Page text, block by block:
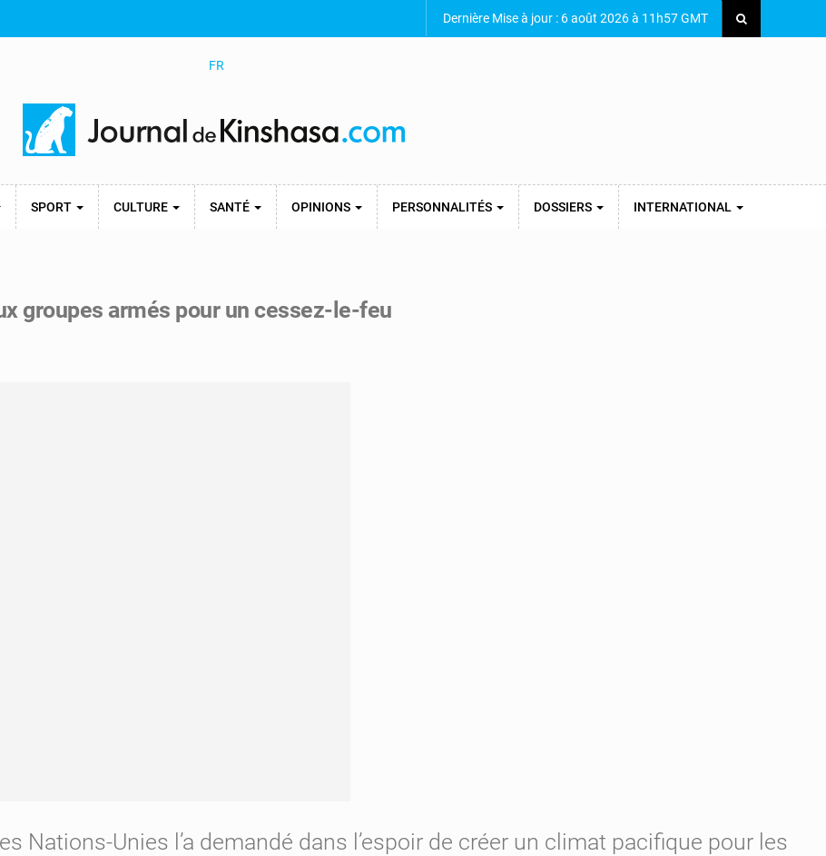
Dernière Mise à jour : 6 août 2026 à 11h57 GMT
FR
SPORT CULTURE SANTÉ OPINIONS PERSONNALITÉS DOSSIERS INTERNATIONAL
groupes armés pour un cessez-le-feu
Nations-Unies l’a demandé dans l’espoir de créer un climat pacifique pour les